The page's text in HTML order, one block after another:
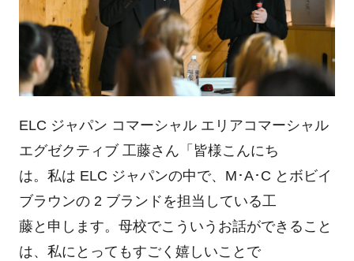
ELC ジャパン コマーシャル エリアコマーシャル
エグゼクティブ 工藤さん「皆様こんにち
は。私は ELC ジャパンの中で、M･A･C とボビイ
ブラウンの 2 ブランドを担当している工
藤と申します。母校でこういうお話ができること
は、私にとってもすごく嬉しいことで